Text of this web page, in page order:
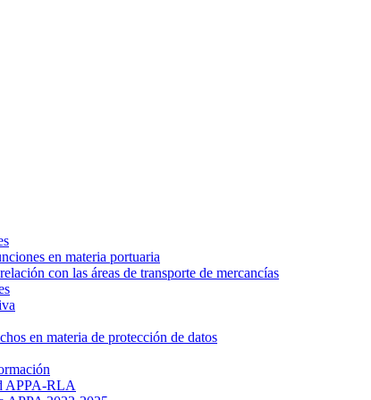
en materia portuaria
con las áreas de transporte de mercancías
en materia de protección de datos
APPA-RLA